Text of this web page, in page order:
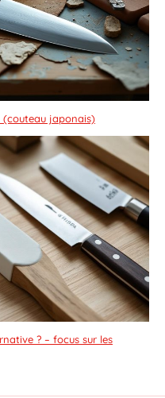
(couteau japonais)
? – focus sur les